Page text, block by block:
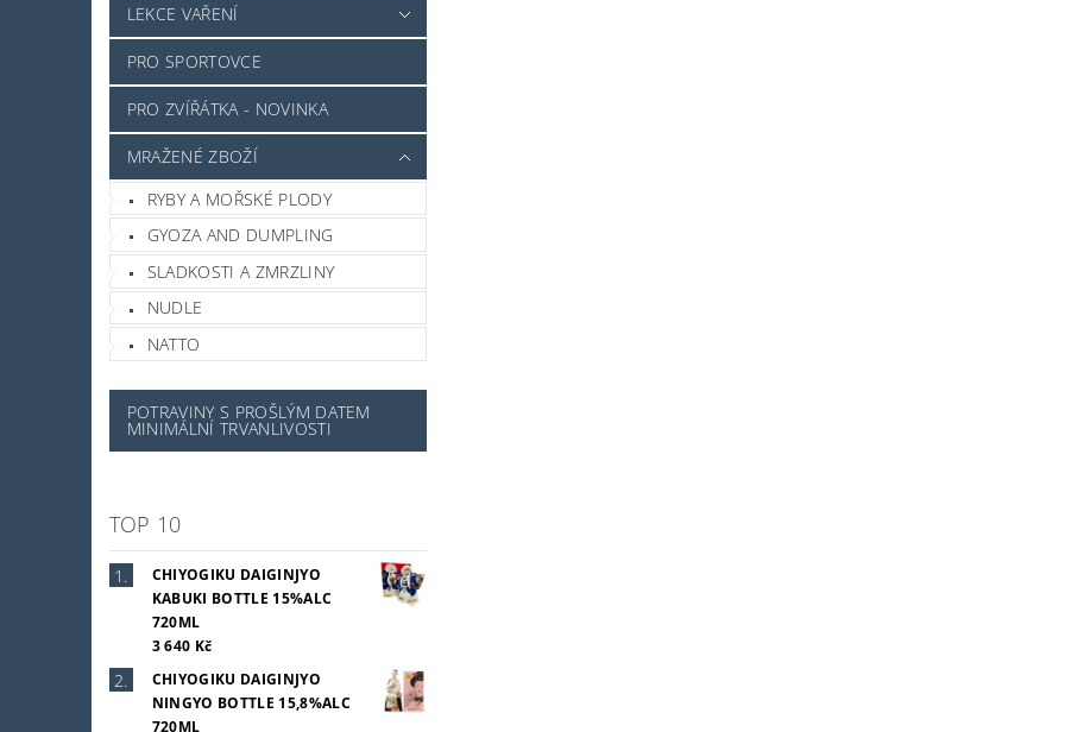
LEKCE VAŘENÍ
PRO SPORTOVCE
PRO ZVÍŘÁTKA - NOVINKA
MRAŽENÉ ZBOŽÍ
RYBY A MOŘSKÉ PLODY
GYOZA AND DUMPLING
SLADKOSTI A ZMRZLINY
NUDLE
NATTO
POTRAVINY S PROŠLÝM DATEM
MINIMÁLNÍ TRVANLIVOSTI
TOP 10
CHIYOGIKU DAIGINJYO
KABUKI BOTTLE 15%ALC
720ML
3 640 Kč
CHIYOGIKU DAIGINJYO
NINGYO BOTTLE 15,8%ALC
720ML